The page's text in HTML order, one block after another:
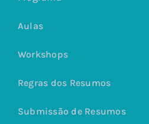
Aulas
Workshops
Regras dos Resumos
Submissão de Resumos